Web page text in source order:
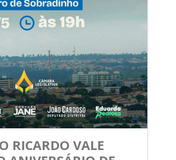
RICARDO VALE